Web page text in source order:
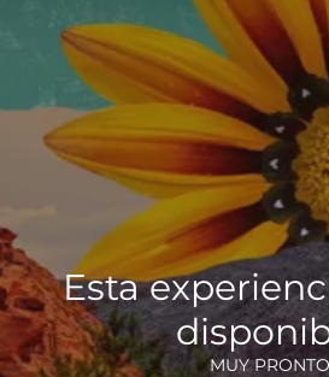
Esta
MUY PRONTO